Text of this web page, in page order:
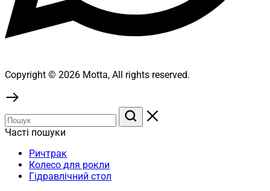
Copyright © 2026 Motta, All rights reserved.
Часті пошуки
Ричтрак
Колесо для рокли
Гідравлічний стол